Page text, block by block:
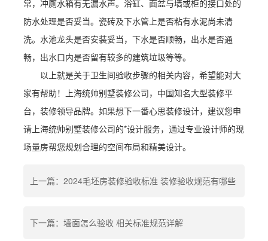
常，冲厕水箱有无漏水声。浴缸、面盆与墙或柜的接口处的
防水处理是否妥当。瓷砖及下水管上是否粘有水泥尚未清
洗。水池龙头是否安装妥当，下水是否顺畅，出水是否通
畅，出水口内是否留有较多的建筑垃圾等等。
以上就是关于卫生间验收步骤的相关内容，希望能对大
家有帮助！上海统帅别墅装修公司，中国知名大型装修平
台，装修领导品牌。如果想下一番心思装修设计，建议您申
请上海统帅别墅装修公司的*设计服务，通过专业设计师的现
场量房帮您规划合理的空间布局和精美设计。
上一篇：2024毛坯房装修验收标准 装修验收规范有哪些
下一篇：墙面怎么验收 相关标准规范详解